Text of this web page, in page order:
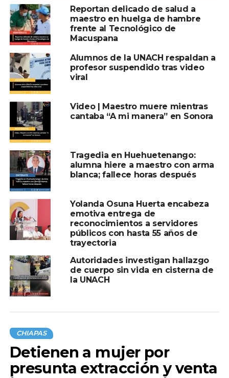
oficial sobre la demanda estudiantil.
Compartir en:
TEMAS RELACIONADOS:
PORTADA
A CONTINUACIÓN
Detienen a “El Chiapaneco” tras
multihomicidio en Nezahualcóyotl
Alumnos de la UNACH respaldan a profesor
suspendido tras video viral
Reportan delicado de salud a
maestro en huelga de hambre
frente al Tecnológico de
Macuspana
Alumnos de la UNACH respaldan a
profesor suspendido tras video
viral
Video | Maestro muere mientras
cantaba “A mi manera” en Sonora
Tragedia en Huehuetenango:
alumna hiere a maestro con arma
blanca; fallece horas después
Yolanda Osuna Huerta encabeza
emotiva entrega de
reconocimientos a servidores
públicos con hasta 55 años de
trayectoria
Autoridades investigan hallazgo
de cuerpo sin vida en cisterna de
la UNACH
CHIAPAS
Detienen a mujer por
presunta extracción y venta